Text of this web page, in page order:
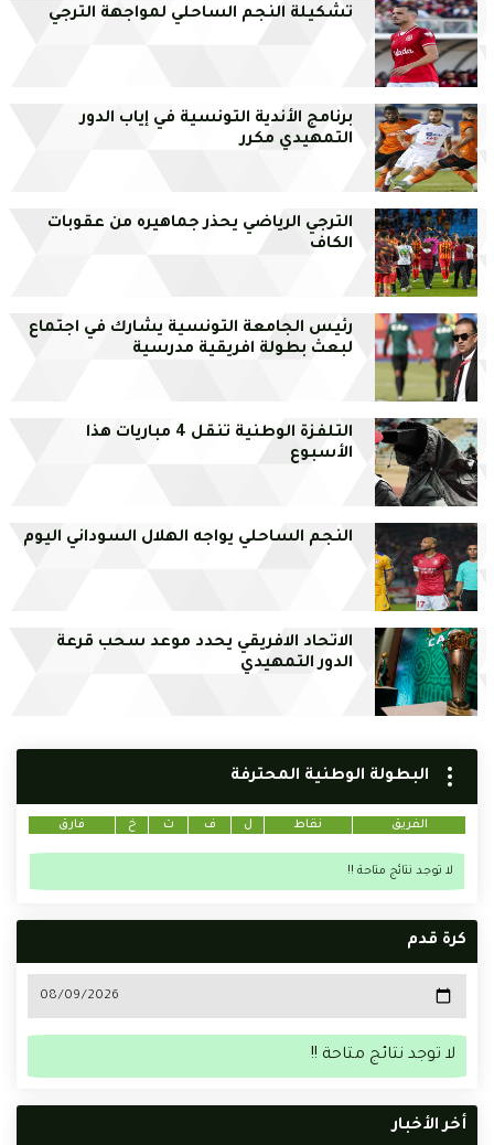
تشكيلة النجم الساحلي لمواجهة الترجي
برنامج الأندية التونسية في إياب الدور
التمهيدي مكرر
الترجي الرياضي يحذر جماهيره من عقوبات
الكاف
رئيس الجامعة التونسية يشارك في اجتماع
لبعث بطولة افريقية مدرسية
التلفزة الوطنية تنقل 4 مباريات هذا
الأسبوع
النجم الساحلي يواجه الهلال السوداني اليوم
الاتحاد الافريقي يحدد موعد سحب قرعة
الدور التمهيدي
البطولة الوطنية المحترفة
الفريق نقاط ل ف ت خ فارق
لا توجد نتائج متاحة !!
كرة قدم
لا توجد نتائج متاحة !!
أخر الأخبار